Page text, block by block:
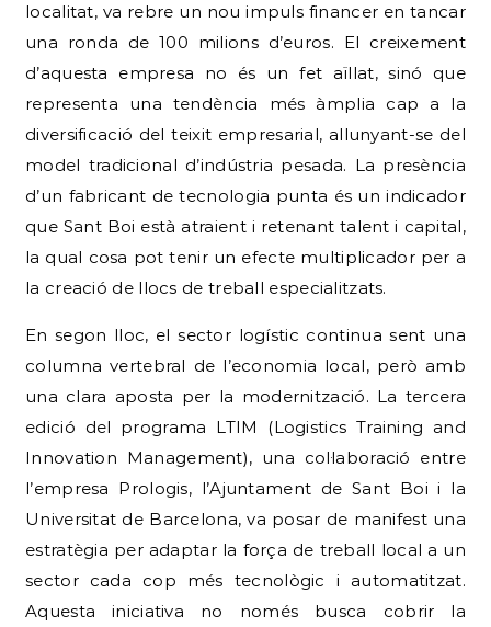
localitat, va rebre un nou impuls financer en tancar
una ronda de 100 milions d’euros. El creixement
d’aquesta empresa no és un fet aïllat, sinó que
representa una tendència més àmplia cap a la
diversificació del teixit empresarial, allunyant-se del
model tradicional d’indústria pesada. La presència
d’un fabricant de tecnologia punta és un indicador
que Sant Boi està atraient i retenant talent i capital,
la qual cosa pot tenir un efecte multiplicador per a
la creació de llocs de treball especialitzats.
En segon lloc, el sector logístic continua sent una
columna vertebral de l’economia local, però amb
una clara aposta per la modernització. La tercera
edició del programa LTIM (Logistics Training and
Innovation Management), una col·laboració entre
l’empresa Prologis, l’Ajuntament de Sant Boi i la
Universitat de Barcelona, va posar de manifest una
estratègia per adaptar la força de treball local a un
sector cada cop més tecnològic i automatitzat.
Aquesta iniciativa no només busca cobrir la